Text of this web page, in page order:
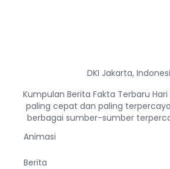
DKI Jakarta,
Kumpulan Berita Fakta Terbaru
paling cepat dan paling
berbagai sumber-sumber
Animasi
Berita